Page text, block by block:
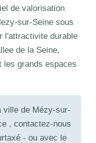
de valorisation
sur-Seine sous
l'attractivite durable
de la Seine,
les grands espaces
ville de Mézy-sur-
, contactez-nous
- ou avec le